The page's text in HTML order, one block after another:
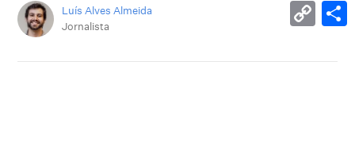
Luís Alves Almeida
Jornalista